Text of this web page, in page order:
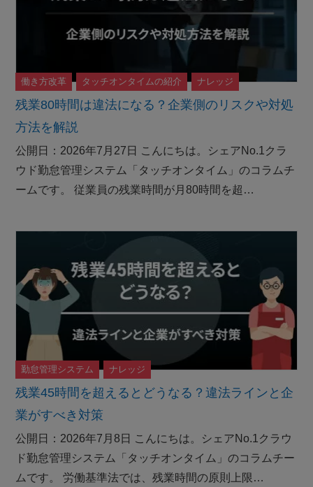
残業80時間は違法になる？企業側のリスクや対処
方法を解説
働き方改革 タッチオンタイムの紹介 ナレッジ
公開日：2026年7月27日 こんにちは。シェアNo.1クラ
ウド勤怠管理システム「タッチオンタイム」のコラムチ
ームです。 従業員の残業時間が月80時間を超…
残業45時間を超えるとどうなる？違法ラインと企
業がすべき対策
勤怠管理システム ナレッジ
公開日：2026年7月8日 こんにちは。シェアNo.1クラウ
ド勤怠管理システム「タッチオンタイム」のコラムチー
ムです。 労働基準法では、残業時間の原則上限…